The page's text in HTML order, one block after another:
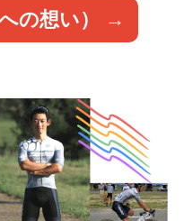
の想い） →